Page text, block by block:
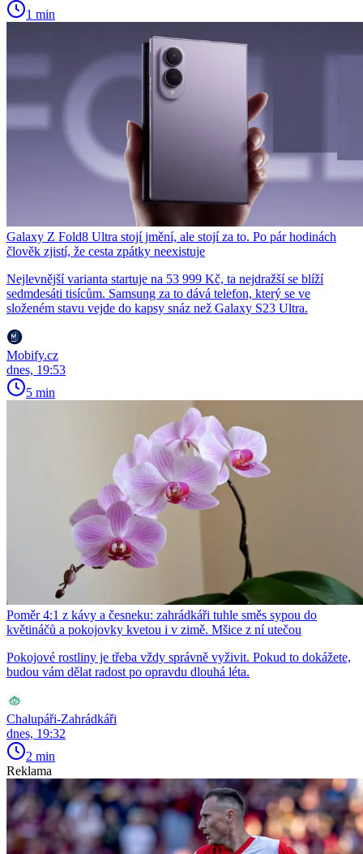
1 min
Galaxy Z Fold8 Ultra stojí jmění, ale stojí za to. Po pár hodinách
člověk zjistí, že cesta zpátky neexistuje
Nejlevnější varianta startuje na 53 999 Kč, ta nejdražší se blíží
sedmdesáti tisícům. Samsung za to dává telefon, který se ve
složeném stavu vejde do kapsy snáz než Galaxy S23 Ultra.
Mobify.cz
dnes, 19:53
5 min
Poměr 4:1 z kávy a česneku: zahrádkáři tuhle směs sypou do
květináčů a pokojovky kvetou i v zimě. Mšice z ní utečou
Pokojové rostliny je třeba vždy správně vyživit. Pokud to dokážete,
budou vám dělat radost po opravdu dlouhá léta.
Chalupáři-Zahrádkáři
dnes, 19:32
2 min
Reklama